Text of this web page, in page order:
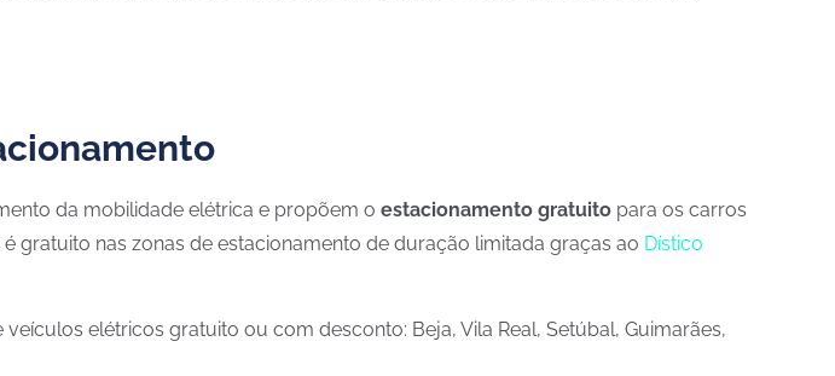
da mobilidade elétrica e propõem o estacionamento gratuito para os carros
gratuito nas zonas de estacionamento de duração limitada graças ao Dístico
elétricos gratuito ou com desconto: Beja, Vila Real, Setúbal, Guimarães,